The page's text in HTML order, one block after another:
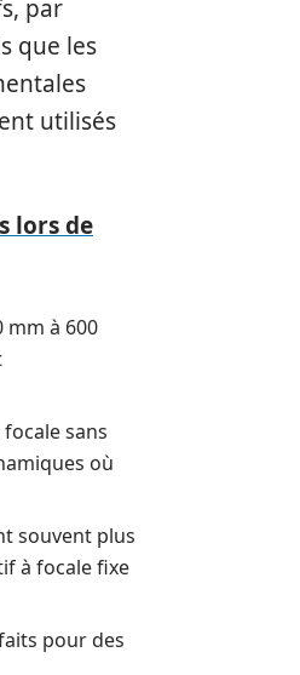
par
que les
utilisés
lors de
mm à 600
sans
où
souvent plus
à focale fixe
pour des